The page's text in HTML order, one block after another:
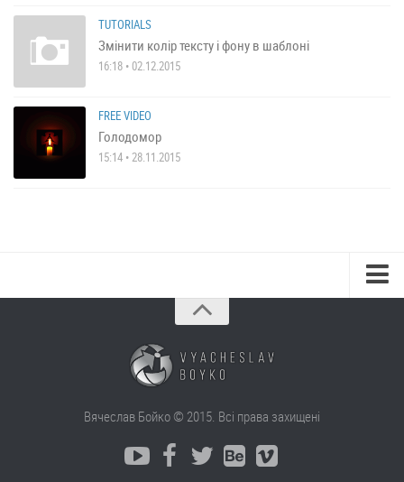
TUTORIALS
Змінити колір тексту і фону в шаблоні
16:18 • 02.12.2015
FREE VIDEO
Голодомор
15:14 • 28.11.2015
Вячеслав Бойко © 2015. Всі права захищені